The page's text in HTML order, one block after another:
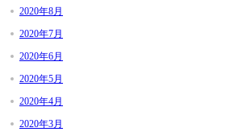
2020年8月
2020年7月
2020年6月
2020年5月
2020年4月
2020年3月